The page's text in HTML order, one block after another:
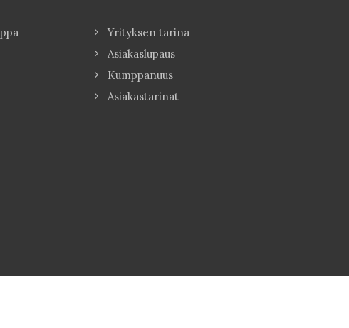
Yrityksen tarina
Asiakaslupaus
Kumppanuus
Asiakastarinat